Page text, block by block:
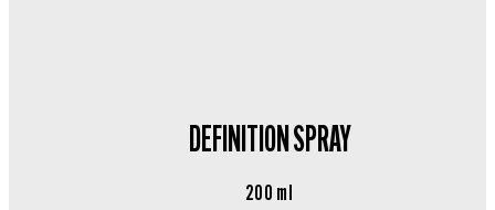
DEFINITION SPRAY
200 ml